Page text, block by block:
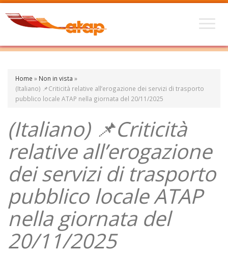
Home » Non in vista »
(Italiano) 📌Criticità relative all’erogazione dei servizi di trasporto
pubblico locale ATAP nella giornata del 20/11/2025
(Italiano) 📌Criticità
relative all’erogazione
dei servizi di trasporto
pubblico locale ATAP
nella giornata del
20/11/2025